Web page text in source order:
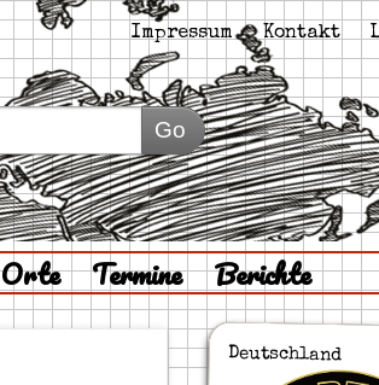
Impressum Kontakt
Go
Orte Termine Berichte
Deutschland